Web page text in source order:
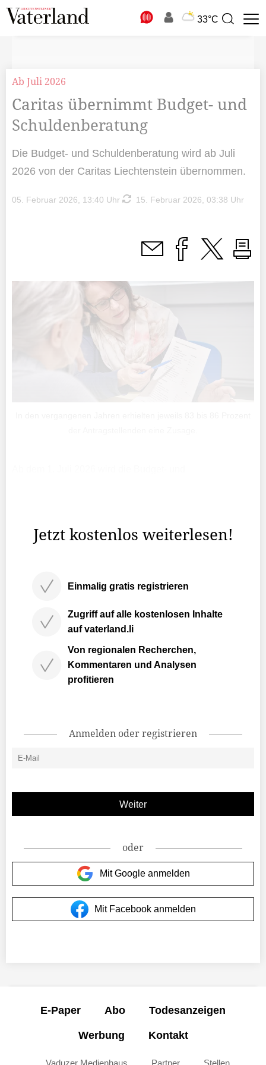
33°C
Suchbegriff
Ab Juli 2026
Caritas übernimmt Budget- und
Schuldenberatung
Die Budget- und Schuldenberatung wird ab Juli
2026 von der Caritas Liechtenstein übernommen.
05. Februar 2026, 13:40 Uhr 15. Februar 2026, 03:38 Uhr
Jetzt kostenlos weiterlesen!
Einmalig gratis registrieren
Zugriff auf alle kostenlosen Inhalte
auf vaterland.li
Von regionalen Recherchen,
Kommentaren und Analysen
profitieren
Anmelden oder registrieren
oder
Mit Google anmelden
Mit Facebook anmelden
E-Paper Abo Todesanzeigen
Werbung Kontakt
Vaduzer Medienhaus Partner Stellen